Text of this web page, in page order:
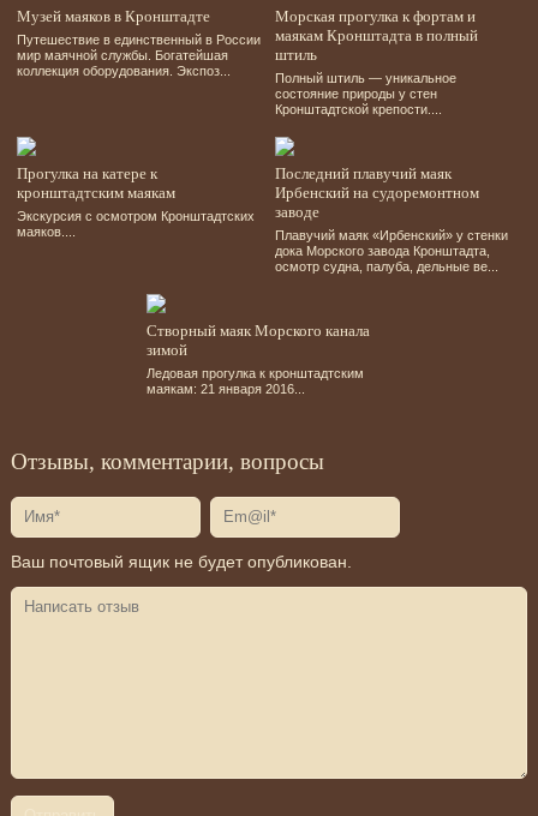
Музей маяков в Кронштадте
Путешествие в единственный в России
мир маячной службы. Богатейшая
коллекция оборудования. Экспоз...
Морская прогулка к фортам и
маякам Кронштадта в полный
штиль
Полный штиль — уникальное
состояние природы у стен
Кронштадтской крепости....
Прогулка на катере к
кронштадтским маякам
Экскурсия с осмотром Кронштадтских
маяков....
Последний плавучий маяк
Ирбенский на судоремонтном
заводе
Плавучий маяк «Ирбенский» у стенки
дока Морского завода Кронштадта,
осмотр судна, палуба, дельные ве...
Створный маяк Морского канала
зимой
Ледовая прогулка к кронштадтским
маякам: 21 января 2016...
Отзывы, комментарии, вопросы
Ваш почтовый ящик не будет опубликован.